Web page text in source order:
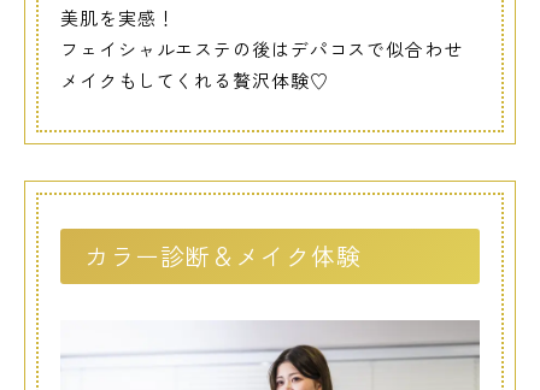
美肌を実感！
フェイシャルエステの後はデパコスで似合わせ
メイクもしてくれる贅沢体験♡
カラー診断＆メイク体験